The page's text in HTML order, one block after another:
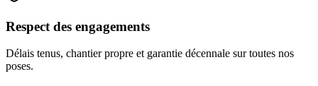
Respect des engagements
Délais tenus, chantier propre et garantie décennale sur toutes nos
poses.